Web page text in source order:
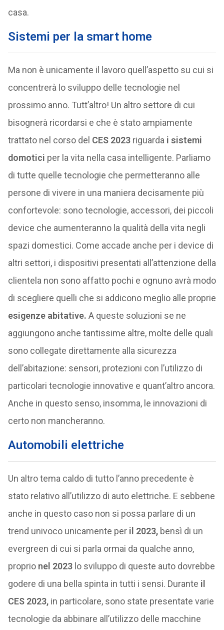
casa.
Sistemi per la smart home
Ma non è unicamente il lavoro quell’aspetto su cui si
concentrerà lo sviluppo delle tecnologie nel
prossimo anno. Tutt’altro! Un altro settore di cui
bisognerà ricordarsi e che è stato ampiamente
trattato nel corso del CES 2023riguarda i sistemi
domotici per la vita nella casa intelligente. Parliamo
di tutte quelle tecnologie che permetteranno alle
persone di vivere in una maniera decisamente più
confortevole: sono tecnologie, accessori, dei piccoli
device che aumenteranno la qualità della vita negli
spazi domestici. Come accade anche per i device di
altri settori, i dispositivi presentati all’attenzione della
clientela non sono affatto pochi e ognuno avrà modo
di scegliere quelli che si addicono meglio alle proprie
esigenze abitative. A queste soluzioni se ne
aggiungono anche tantissime altre, molte delle quali
sono collegate direttamente alla sicurezza
dell’abitazione: sensori, protezioni con l’utilizzo di
particolari tecnologie innovative e quant’altro ancora.
Anche in questo senso, insomma, le innovazioni di
certo non mancheranno.
Automobili elettriche
Un altro tema caldo di tutto l’anno precedente è
stato relativo all’utilizzo di auto elettriche. E sebbene
anche in questo caso non si possa parlare di un
trend univoco unicamente per il 2023,bensì di un
evergreen di cui si parla ormai da qualche anno,
proprio nel 2023lo sviluppo di queste auto dovrebbe
godere di una bella spinta in tutti i sensi. Durante il
CES 2023,in particolare, sono state presentate varie
tecnologie da abbinare all’utilizzo delle macchine